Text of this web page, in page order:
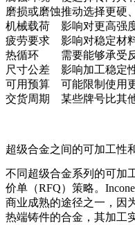
磨损或磨蚀推动选择更硬
机械载荷
影响对更高强
疲劳要求
影响对稳定材
热循环
需要能够承受
尺寸公差
影响加工稳定
可用预算
可能限制使用
交货周期
某些牌号比其
超级合金之间的可加工性
不同超级合金系列的可加
价单（RFQ）策略。
商业成熟的途径之一，因
热端铸件的合金，其加工